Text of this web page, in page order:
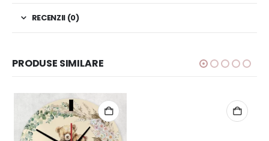
RECENZII (0)
PRODUSE SIMILARE